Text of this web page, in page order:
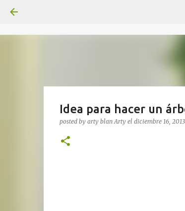
Idea para hacer un
posted by arty blanArty el diciembre 16, 2013